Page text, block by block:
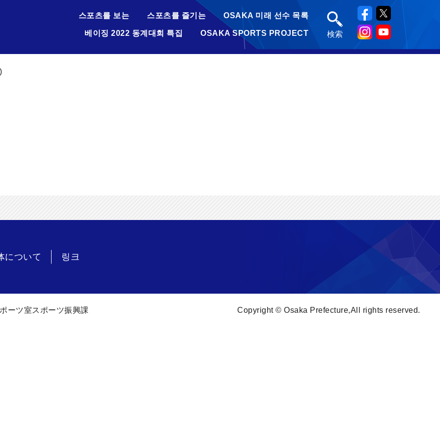
스포츠를 보는 스포츠를 즐기는 OSAKA 미래 선수 목록
베이징 2022 동계대회 특집 OSAKA SPORTS PROJECT 検索
について 링크
ーツ室スポーツ振興課 Copyright © Osaka Prefecture,All rights reserved.